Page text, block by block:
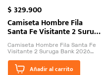
$329.900
Camiseta Hombre Fila
Santa Fe Visitante 2 Suruga
Bank 2026
Camiseta Hombre Fila Santa Fe
Visitante 2 Suruga Bank 2026
El Rugido del Sol Naciente:
“Primeros para la Et...
Añadir al carrito